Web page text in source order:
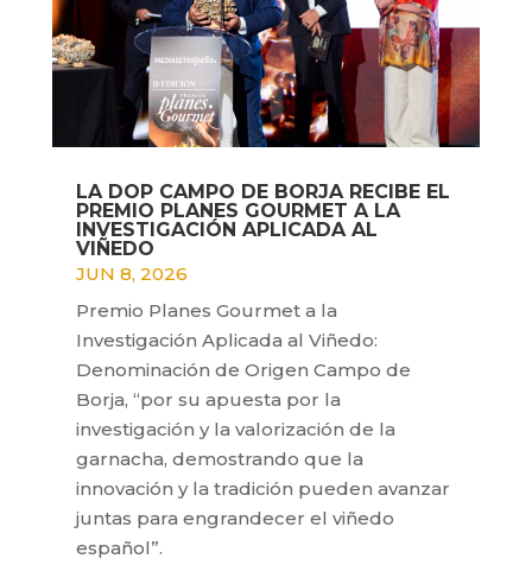
LA DOP CAMPO DE BORJA RECIBE EL
PREMIO PLANES GOURMET A LA
INVESTIGACIÓN APLICADA AL
VIÑEDO
JUN 8, 2026
Premio Planes Gourmet a la
Investigación Aplicada al Viñedo:
Denominación de Origen Campo de
Borja, “por su apuesta por la
investigación y la valorización de la
garnacha, demostrando que la
innovación y la tradición pueden avanzar
juntas para engrandecer el viñedo
español”.